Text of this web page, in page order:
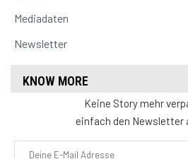
Mediadaten
Newsletter
KNOW MORE
Keine Story mehr
einfach den Newsletter